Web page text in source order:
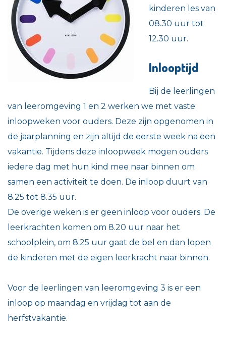
kinderen les van
08.30 uur tot
12.30 uur.
Inlooptijd
Bij de leerlingen
van leeromgeving 1 en 2 werken we met vaste
inloopweken voor ouders. Deze zijn opgenomen in
de jaarplanning en zijn altijd de eerste week na een
vakantie. Tijdens deze inloopweek mogen ouders
iedere dag met hun kind mee naar binnen om
samen een activiteit te doen. De inloop duurt van
8.25 tot 8.35 uur.
De overige weken is er geen inloop voor ouders. De
leerkrachten komen om 8.20 uur naar het
schoolplein, om 8.25 uur gaat de bel en dan lopen
de kinderen met de eigen leerkracht naar binnen.
Voor de leerlingen van leeromgeving 3 is er een
inloop op maandag en vrijdag tot aan de
herfstvakantie.